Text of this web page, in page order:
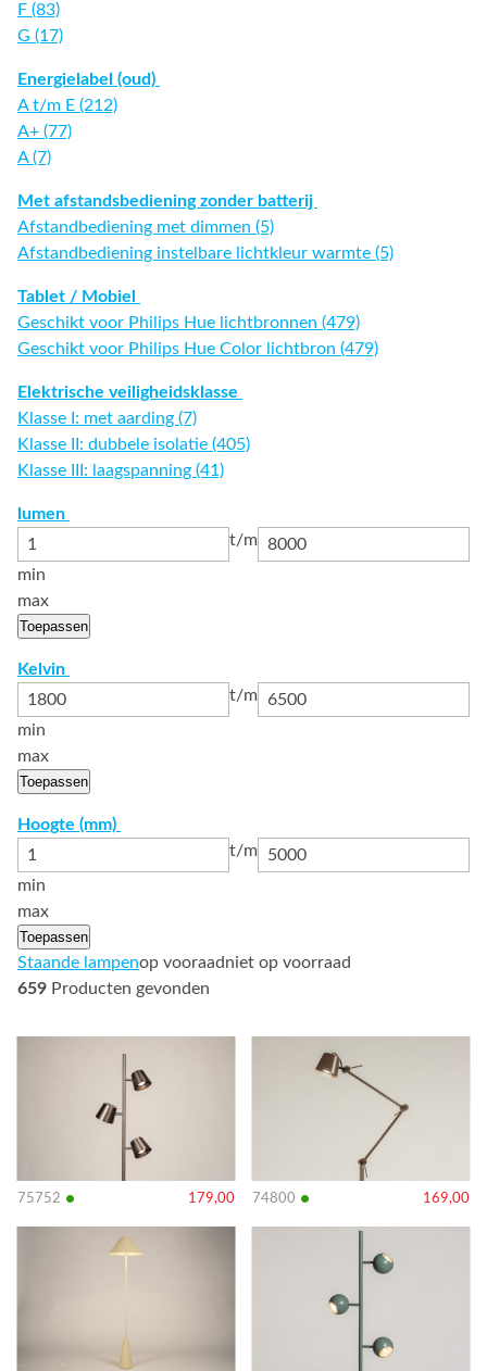
F (83)
G (17)
Energielabel (oud)
A t/m E (212)
A+ (77)
A (7)
Met afstandsbediening zonder batterij
Afstandbediening met dimmen (5)
Afstandbediening instelbare lichtkleur warmte (5)
Tablet / Mobiel
Geschikt voor Philips Hue lichtbronnen (479)
Geschikt voor Philips Hue Color lichtbron (479)
Elektrische veiligheidsklasse
Klasse I: met aarding (7)
Klasse II: dubbele isolatie (405)
Klasse III: laagspanning (41)
lumen
t/m
min
max
Toepassen
Kelvin
t/m
min
max
Toepassen
Hoogte (mm)
t/m
min
max
Toepassen
Staande lampenop vooraadniet op voorraad
659 Producten gevonden
75752 • 179,00
Bekijk
74800 • 169,00
Bekijk
Bekijk
Bekijk